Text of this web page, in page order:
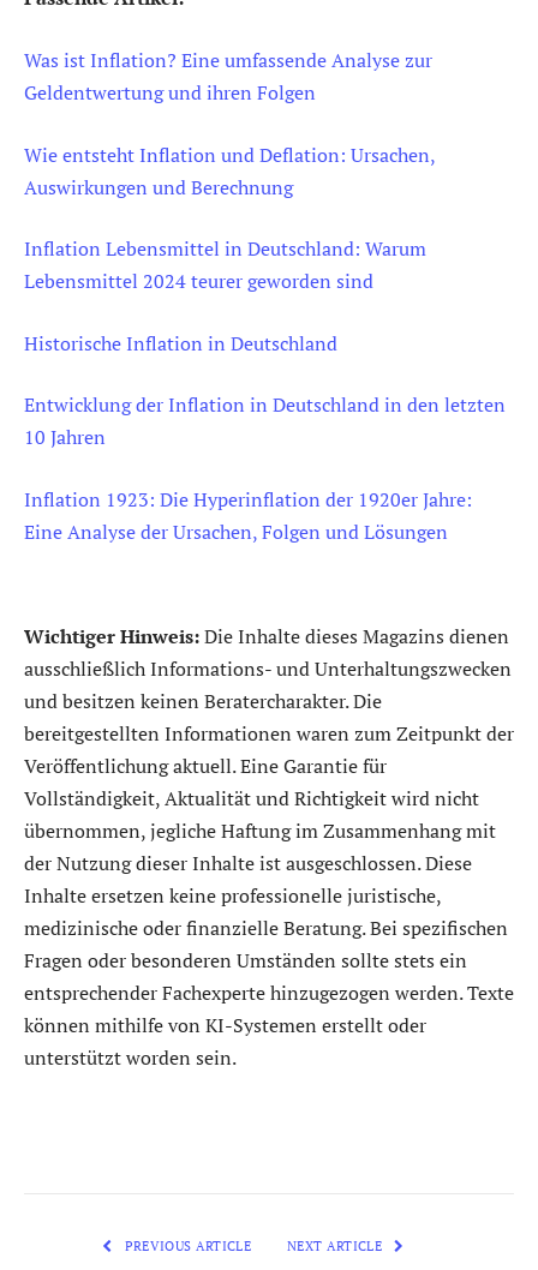
Was ist Inflation? Eine umfassende Analyse zur
Geldentwertung und ihren Folgen
Wie entsteht Inflation und Deflation: Ursachen,
Auswirkungen und Berechnung
Inflation Lebensmittel in Deutschland: Warum
Lebensmittel 2024 teurer geworden sind
Historische Inflation in Deutschland
Entwicklung der Inflation in Deutschland in den letzten
10 Jahren
Inflation 1923: Die Hyperinflation der 1920er Jahre:
Eine Analyse der Ursachen, Folgen und Lösungen
Wichtiger Hinweis:Die Inhalte dieses Magazins dienen
ausschließlich Informations- und Unterhaltungszwecken
und besitzen keinen Beratercharakter. Die
bereitgestellten Informationen waren zum Zeitpunkt der
Veröffentlichung aktuell. Eine Garantie für
Vollständigkeit, Aktualität und Richtigkeit wird nicht
übernommen, jegliche Haftung im Zusammenhang mit
der Nutzung dieser Inhalte ist ausgeschlossen. Diese
Inhalte ersetzen keine professionelle juristische,
medizinische oder finanzielle Beratung. Bei spezifischen
Fragen oder besonderen Umständen sollte stets ein
entsprechender Fachexperte hinzugezogen werden. Texte
können mithilfe von KI-Systemen erstellt oder
unterstützt worden sein.
PREVIOUS ARTICLE NEXT ARTICLE